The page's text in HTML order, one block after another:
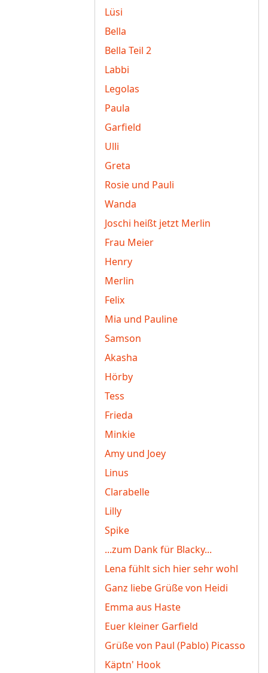
Lüsi
Bella
Bella Teil 2
Labbi
Legolas
Paula
Garfield
Ulli
Greta
Rosie und Pauli
Wanda
Joschi heißt jetzt Merlin
Frau Meier
Henry
Merlin
Felix
Mia und Pauline
Samson
Akasha
Hörby
Tess
Frieda
Minkie
Amy und Joey
Linus
Clarabelle
Lilly
Spike
...zum Dank für Blacky...
Lena fühlt sich hier sehr wohl
Ganz liebe Grüße von Heidi
Emma aus Haste
Euer kleiner Garfield
Grüße von Paul (Pablo) Picasso
Käptn' Hook